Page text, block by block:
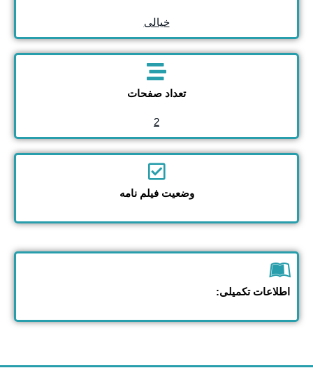
خیالی
تعداد صفحات
2
وضعیت فیلم نامه
اطلاعات تکمیلی: